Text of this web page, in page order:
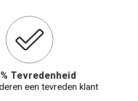
Tevredenheid
een tevreden klant